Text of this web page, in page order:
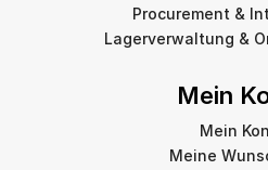
Procurement &
Lagerverwaltung &
Mein
Mein
Meine